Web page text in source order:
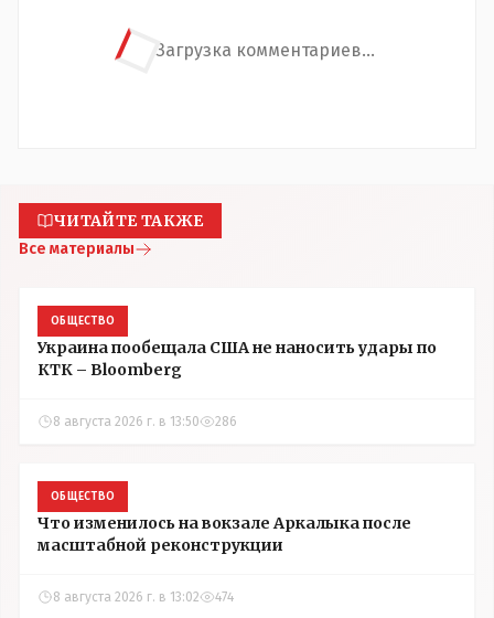
Загрузка комментариев...
ЧИТАЙТЕ ТАКЖЕ
Все материалы
ОБЩЕСТВО
Украина пообещала США не наносить удары по
КТК – Bloomberg
8 августа 2026 г. в 13:50 286
ОБЩЕСТВО
Что изменилось на вокзале Аркалыка после
масштабной реконструкции
8 августа 2026 г. в 13:02 474